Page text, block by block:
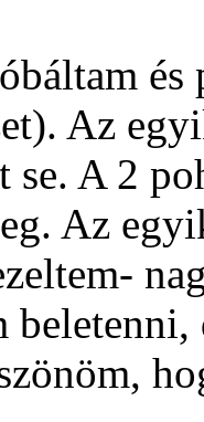
és
Az
se. A 2
Az